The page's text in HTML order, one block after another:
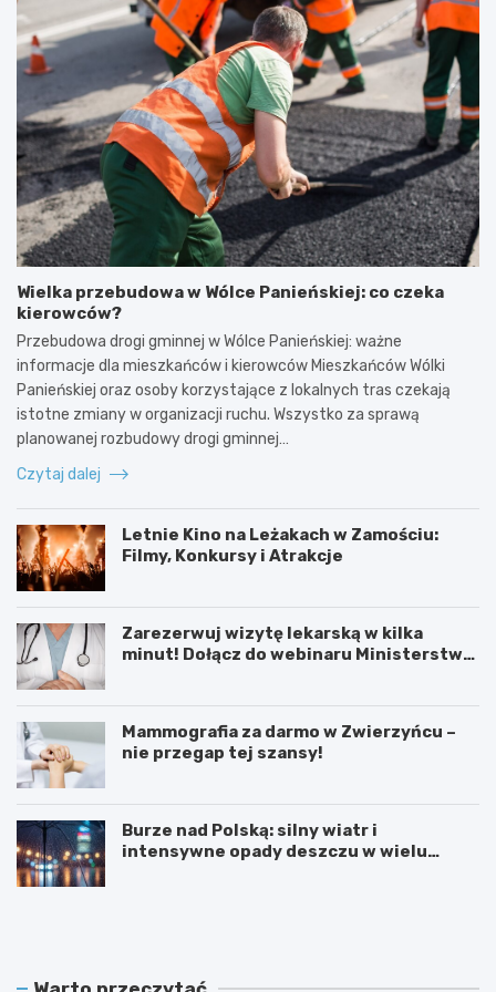
Wielka przebudowa w Wólce Panieńskiej: co czeka
kierowców?
Przebudowa drogi gminnej w Wólce Panieńskiej: ważne
informacje dla mieszkańców i kierowców Mieszkańców Wólki
Panieńskiej oraz osoby korzystające z lokalnych tras czekają
istotne zmiany w organizacji ruchu. Wszystko za sprawą
planowanej rozbudowy drogi gminnej…
Czytaj dalej
Letnie Kino na Leżakach w Zamościu:
Filmy, Konkursy i Atrakcje
Zarezerwuj wizytę lekarską w kilka
minut! Dołącz do webinaru Ministerstwa
Mammografia za darmo w Zwierzyńcu –
nie przegap tej szansy!
Burze nad Polską: silny wiatr i
intensywne opady deszczu w wielu
W
L